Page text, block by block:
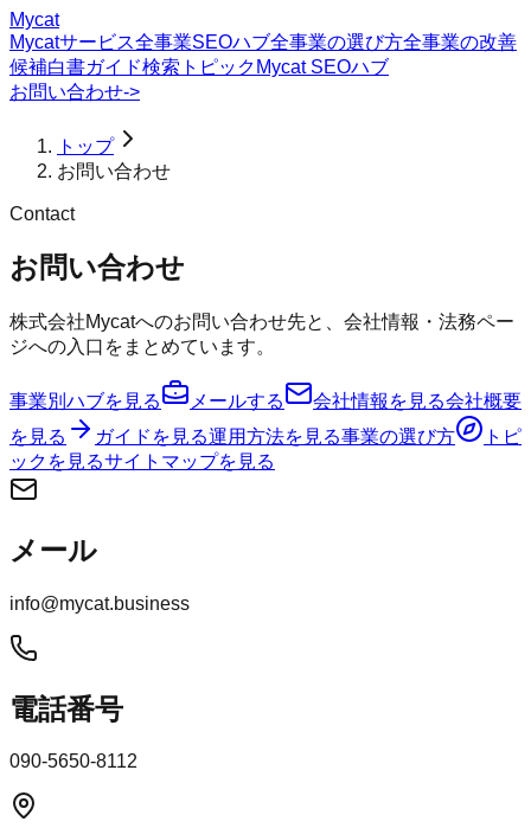
Mycat
Mycatサービス全事業SEOハブ全事業の選び方全事業の改善
候補白書ガイド検索トピック Mycat SEOハブ
お問い合わせ->
トップ
お問い合わせ
Contact
お問い合わせ
株式会社Mycatへのお問い合わせ先と、会社情報・法務ペー
ジへの入口をまとめています。
事業別ハブを見る メールする 会社情報を見る会社概要
を見る
ガイドを見る運用方法を見る事業の選び方
トピ
ックを見るサイトマップを見る
メール
info@mycat.business
電話番号
090-5650-8112